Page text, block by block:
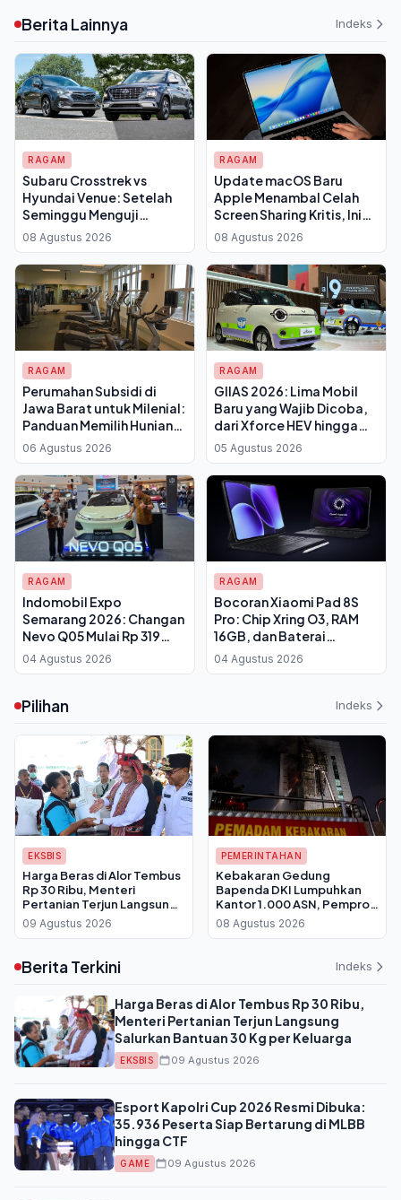
Berita Lainnya Indeks
RAGAM
Subaru Crosstrek vs
Hyundai Venue: Setelah
Seminggu Menguji
Keduanya, Ini yang Saya
Pilih
08 Agustus 2026
RAGAM
Update macOS Baru
Apple Menambal Celah
Screen Sharing Kritis, Ini
yang Perlu Anda Tahu
08 Agustus 2026
RAGAM
Perumahan Subsidi di
Jawa Barat untuk Milenial:
Panduan Memilih Hunian
Pertama yang Tepat
06 Agustus 2026
RAGAM
GIIAS 2026: Lima Mobil
Baru yang Wajib Dicoba,
dari Xforce HEV hingga
Chery Q
05 Agustus 2026
RAGAM
Indomobil Expo
Semarang 2026: Changan
Nevo Q05 Mulai Rp 319
Juta, Ini Daftar Harga EV
yang Bisa Dites
04 Agustus 2026
RAGAM
Bocoran Xiaomi Pad 8S
Pro: Chip Xring O3, RAM
16GB, dan Baterai
12.000mAh
04 Agustus 2026
Pilihan Indeks
EKSBIS
Harga Beras di Alor Tembus
Rp 30 Ribu, Menteri
Pertanian Terjun Langsung
Salurkan Bantuan 30 Kg per
Keluarga
09 Agustus 2026
PEMERINTAHAN
Kebakaran Gedung
Bapenda DKI Lumpuhkan
Kantor 1.000 ASN, Pemprov
Berlakukan WFH Bergantian
08 Agustus 2026
Berita Terkini Indeks
Harga Beras di Alor Tembus Rp 30 Ribu,
Menteri Pertanian Terjun Langsung
Salurkan Bantuan 30 Kg per Keluarga
EKSBIS 09 Agustus 2026
Esport Kapolri Cup 2026 Resmi Dibuka:
35.936 Peserta Siap Bertarung di MLBB
hingga CTF
GAME 09 Agustus 2026